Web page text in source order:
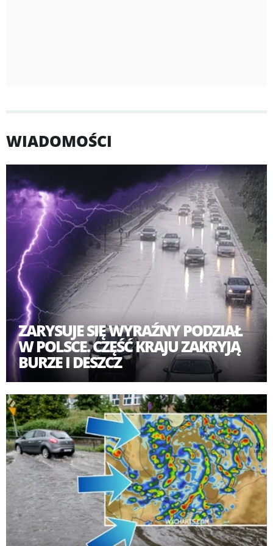
WIADOMOŚCI
ZARYSUJE SIĘ WYRAŹNY PODZIAŁ
W POLSCE. CZĘŚĆ KRAJU ZAKRYJĄ
BURZE I DESZCZ